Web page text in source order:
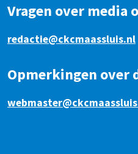
Vragen over media
redactie@ckcmaassluis.nl
Opmerkingen over